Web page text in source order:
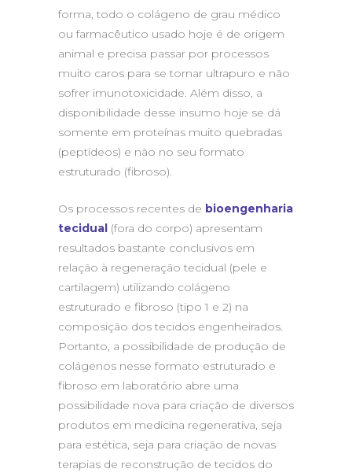
forma, todo o colágeno de grau médico
ou farmacêutico usado hoje é de origem
animal e precisa passar por processos
muito caros para se tornar ultrapuro e não
sofrer imunotoxicidade. Além disso, a
disponibilidade desse insumo hoje se dá
somente em proteínas muito quebradas
(peptídeos) e não no seu formato
estruturado (fibroso).
Os processos recentes de bioengenharia
tecidual (fora do corpo) apresentam
resultados bastante conclusivos em
relação à regeneração tecidual (pele e
cartilagem) utilizando colágeno
estruturado e fibroso (tipo 1 e 2) na
composição dos tecidos engenheirados.
Portanto, a possibilidade de produção de
colágenos nesse formato estruturado e
fibroso em laboratório abre uma
possibilidade nova para criação de diversos
produtos em medicina regenerativa, seja
para estética, seja para criação de novas
terapias de reconstrução de tecidos do